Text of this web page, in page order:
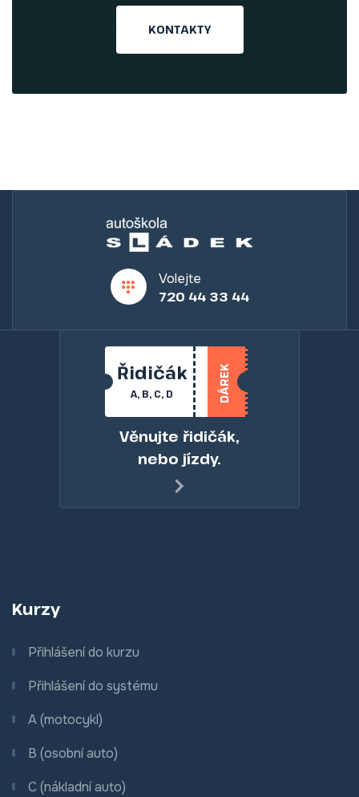
KONTAKTY
Volejte
720 44 33 44
Řidičák
A, B, C, D DÁREK
Věnujte řidičák,
nebo jízdy.
Kurzy
Přihlášení do kurzu
Přihlášení do systému
A (motocykl)
B (osobní auto)
C (nákladní auto)